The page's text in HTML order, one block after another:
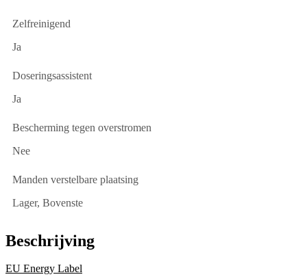
Zelfreinigend
Ja
Doseringsassistent
Ja
Bescherming tegen overstromen
Nee
Manden verstelbare plaatsing
Lager, Bovenste
Beschrijving
EU Energy Label